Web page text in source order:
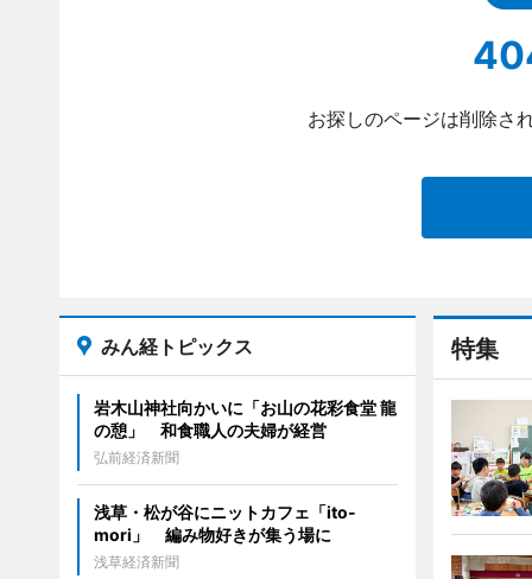
お探しのページは削除さ
特集
みん経トピックス
岩木山神社向かいに「お山の花彩食堂 龍
の憩」 和食職人の夫婦が経営
弘前経済新聞
浅草・松が谷にニットカフェ「ito-
mori」 編み物好きが集う場に
浅草経済新聞